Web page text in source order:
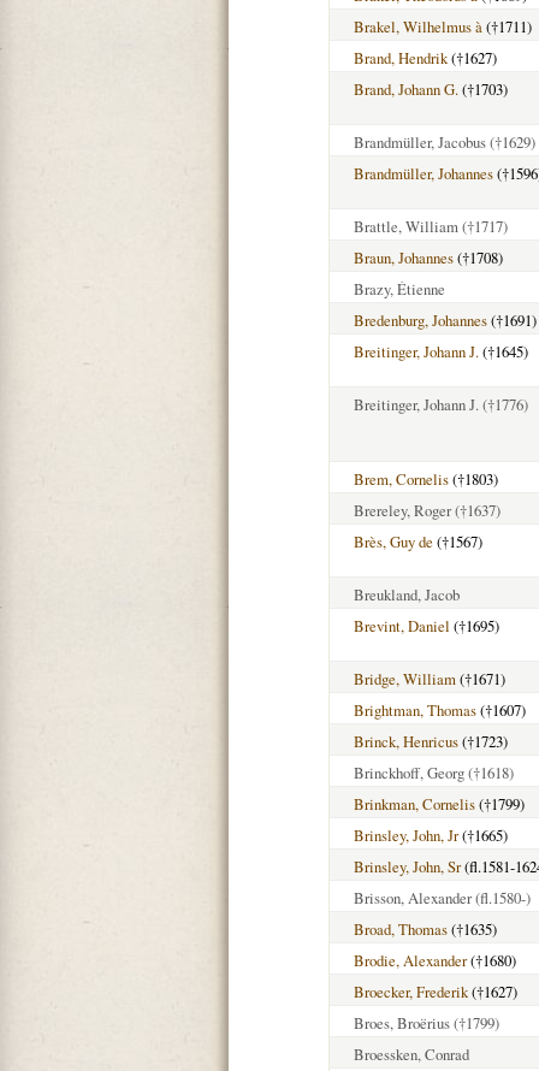
Brakel, Wilhelmus à(†1711)
Brand, Hendrik(†1627)
Brand, Johann G.(†1703)
Brandmüller, Jacobus(†1629)
Brandmüller, Johannes
Brattle, William(†1717)
Braun, Johannes(†1708)
Brazy, Étienne
Bredenburg, Johannes(†1691)
Breitinger, Johann J.(†1645)
Breitinger, Johann J.(†1776)
Brem, Cornelis(†1803)
Brereley, Roger(†1637)
Brès, Guy de (†1567)
Breukland, Jacob
Brevint, Daniel (†1695)
Bridge, William(†1671)
Brightman, Thomas(†1607)
Brinck, Henricus(†1723)
Brinckhoff, Georg(†1618)
Brinkman, Cornelis(†1799)
Brinsley, John, Jr(†1665)
Brinsley, John, Sr(fl.1581-
Brisson, Alexander(fl.1580-)
Broad, Thomas(†1635)
Brodie, Alexander(†1680)
Broecker, Frederik(†1627)
Broes, Broërius(†1799)
Broessken, Conrad